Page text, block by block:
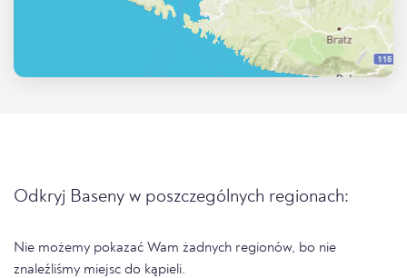
Odkryj Baseny w poszczególnych regionach:
Nie możemy pokazać Wam żadnych regionów, bo nie
znaleźliśmy miejsc do kąpieli.